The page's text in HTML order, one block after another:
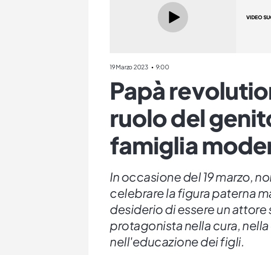
VIDEO
19 Marzo 2023 9:00
Papà
ruolo del
famiglia
In occasione del 19 marzo,
celebrare la figura paterna
desiderio di essere un attore
protagonista nella cura,
nell'educazione dei figli.